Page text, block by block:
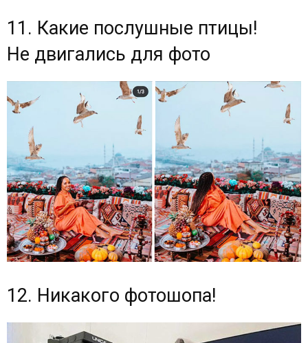
11. Какие послушные птицы!
Не двигались для фото
12. Никакого фотошопа!